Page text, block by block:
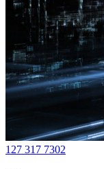
127 317 7302